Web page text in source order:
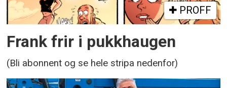
PROFF
Frank frir i pukkhaugen
(Bli abonnent og se hele stripa nedenfor)